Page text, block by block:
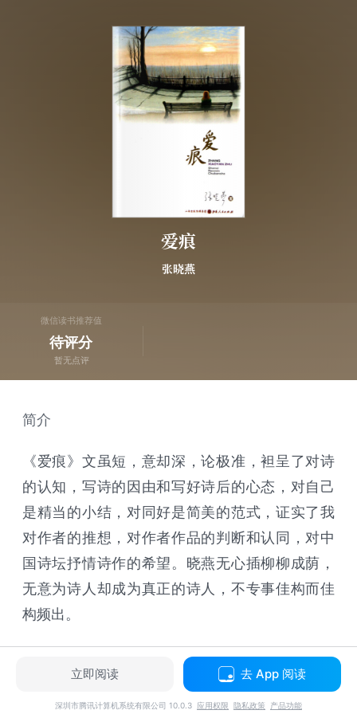
爱痕
张晓燕
微信读书推荐值
待评分
暂无点评
简介
《爱痕》文虽短，意却深，论极准，袒呈了对诗
的认知，写诗的因由和写好诗后的心态，对自己
是精当的小结，对同好是简美的范式，证实了我
对作者的推想，对作者作品的判断和认同，对中
国诗坛抒情诗作的希望。晓燕无心插柳柳成荫，
无意为诗人却成为真正的诗人，不专事佳构而佳
构频出。
立即阅读 去 App 阅读
深圳市腾讯计算机系统有限公司 10.0.3 应用权限 隐私政策 产品功能